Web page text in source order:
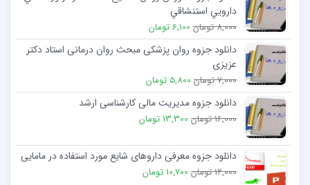
دارويي استنشاقي
8,000 تومان 6,100 تومان
دانلود جزوه روان پزشکی مبحث روان درمانی استاد دکتر
عزیزی
7,000 تومان 5,800 تومان
دانلود جزوه مدیریت مالی کارشناسی ارشد
16,000 تومان 13,300 تومان
دانلود جزوه معرفی داروهای شایع مورد استفاده در مامایی
12,000 تومان 10,700 تومان